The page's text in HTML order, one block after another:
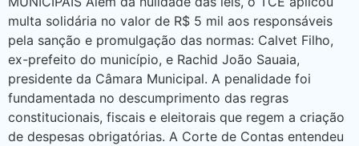
multa solidária no valor de R$ 5 mil aos responsáveis
pela sanção e promulgação das normas: Calvet Filho,
ex-prefeito do município, e Rachid João Sauaia,
presidente da Câmara Municipal. A penalidade foi
fundamentada no descumprimento das regras
constitucionais, fiscais e eleitorais que regem a criação
de despesas obrigatórias. A Corte de Contas entendeu